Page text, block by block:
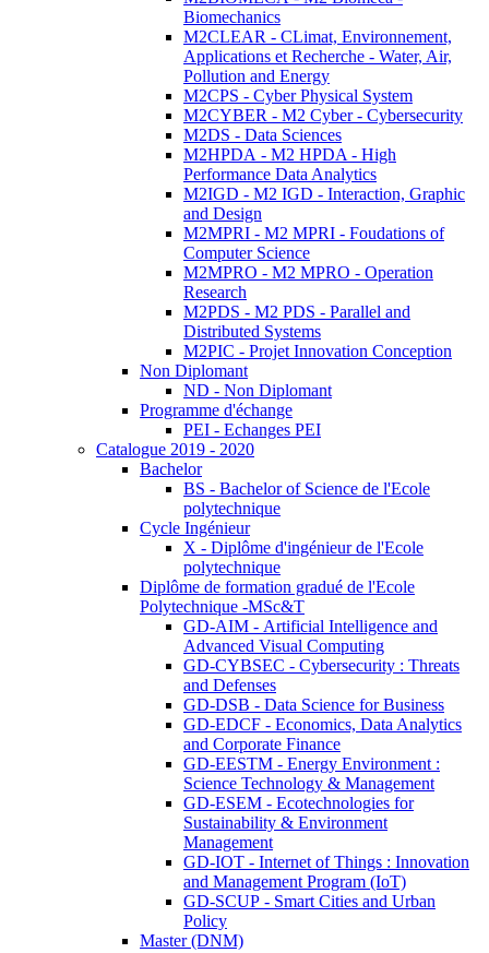
Biomechanics
M2CLEAR - CLimat, Environnement,
Applications et Recherche - Water, Air,
Pollution and Energy
M2CPS - Cyber Physical System
M2CYBER - M2 Cyber - Cybersecurity
M2DS - Data Sciences
M2HPDA - M2 HPDA - High
Performance Data Analytics
M2IGD - M2 IGD - Interaction, Graphic
and Design
M2MPRI - M2 MPRI - Foudations of
Computer Science
M2MPRO - M2 MPRO - Operation
Research
M2PDS - M2 PDS - Parallel and
Distributed Systems
M2PIC - Projet Innovation Conception
Non Diplomant
ND - Non Diplomant
Programme d'échange
PEI - Echanges PEI
Catalogue 2019 - 2020
Bachelor
BS - Bachelor of Science de l'Ecole
polytechnique
Cycle Ingénieur
X - Diplôme d'ingénieur de l'Ecole
polytechnique
Diplôme de formation gradué de l'Ecole
Polytechnique -MSc&T
GD-AIM - Artificial Intelligence and
Advanced Visual Computing
GD-CYBSEC - Cybersecurity : Threats
and Defenses
GD-DSB - Data Science for Business
GD-EDCF - Economics, Data Analytics
and Corporate Finance
GD-EESTM - Energy Environment :
Science Technology & Management
GD-ESEM - Ecotechnologies for
Sustainability & Environment
Management
GD-IOT - Internet of Things : Innovation
and Management Program (IoT)
GD-SCUP - Smart Cities and Urban
Policy
Master (DNM)